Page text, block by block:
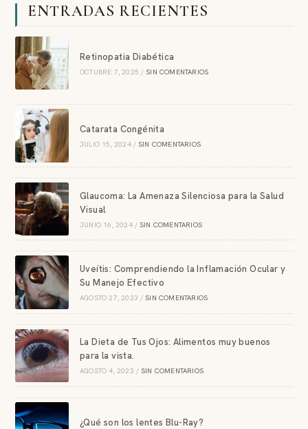
ENTRADAS RECIENTES
Retinopatia Diabética
OCTUBRE 7, 2025 / SIN COMENTARIOS
Catarata Congénita
JULIO 15, 2024 / SIN COMENTARIOS
Glaucoma: La Amenaza Silenciosa para la Salud
Visual
JUNIO 16, 2024 / SIN COMENTARIOS
Uveítis: Comprendiendo la Inflamación Ocular y
Su Manejo Efectivo
AGOSTO 27, 2023 / SIN COMENTARIOS
La Dieta de Tus Ojos: Alimentos muy buenos
para la vista.
AGOSTO 4, 2023 / SIN COMENTARIOS
¿Qué son los lentes Blu-Ray?